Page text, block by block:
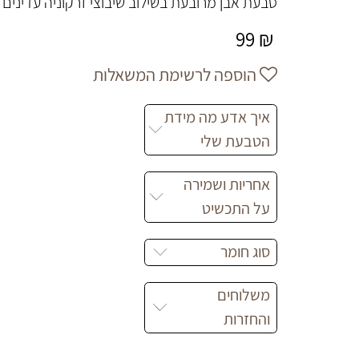
99 ₪
הוספה לרשימת המשאלות
איך אדע מה מידת
הטבעת שלי
אחריות ושמירה
על התכשיט
סוג חומר
משלוחים
והחזרות